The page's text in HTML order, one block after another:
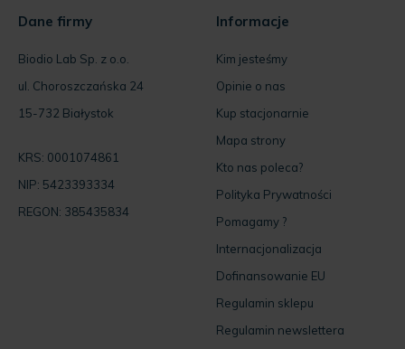
Dane firmy
Biodio Lab Sp. z o.o.
ul. Choroszczańska 24
15-732 Białystok
KRS: 0001074861
NIP: 5423393334
REGON: 385435834
Informacje
Kim jesteśmy
Opinie o nas
Kup stacjonarnie
Mapa strony
Kto nas poleca?
Polityka Prywatności
Pomagamy ?
Internacjonalizacja
Dofinansowanie EU
Regulamin sklepu
Regulamin newslettera